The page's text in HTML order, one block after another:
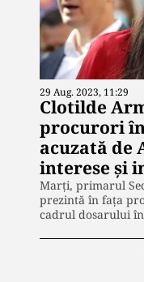
29 Aug. 2023, 11:29
Clotilde
procurori
acuzată de
interese și
Marți, primarul
prezintă în fața
cadrul dosarului